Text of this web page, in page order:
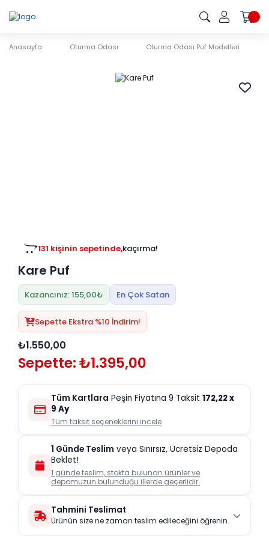
Anasayfa Oturma Odası Oturma Odası Puf Modelleri
131 kişinin sepetinde,kaçırma!
Kare Puf
Kazancınız: 155,00₺ En Çok Satan
Sepette Ekstra %10 İndirim!
₺1.550,00
Sepette: ₺1.395,00
Tüm Kartlara Peşin Fiyatına 9 Taksit 172,22x
9 Ay
Tüm taksit seçeneklerini incele
1 Günde Teslim veya Sınırsız, Ücretsiz Depoda
Beklet!
1 günde teslim, stokta bulunan ürünler ve
depomuzun bulunduğu illerde geçerlidir.
Tahmini Teslimat
Ürünün size ne zaman teslim edileceğini öğrenin.